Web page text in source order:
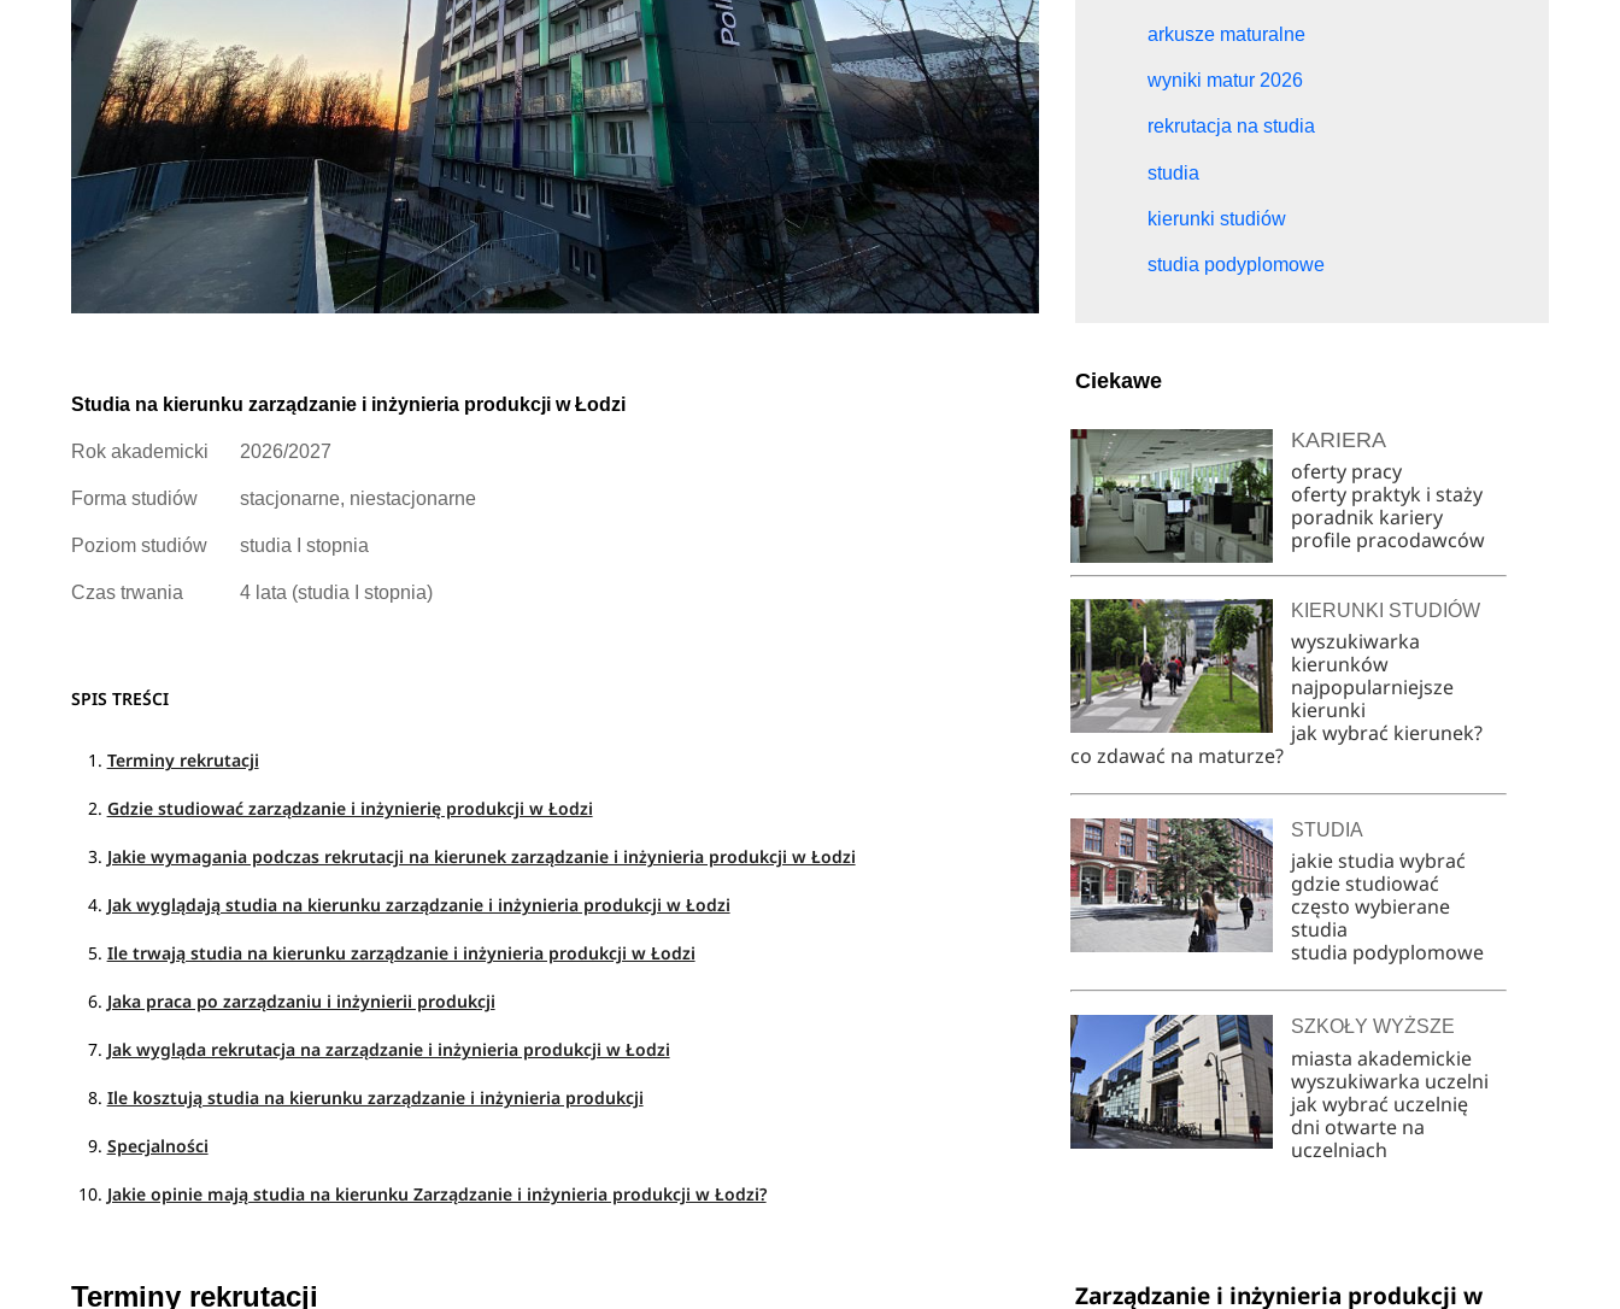
rozwiązywania problemów technicznych i menedżerskich w środowisku przemysłowym.
W programie znajdują się przedmioty takie jak: zarządzanie produkcją, inżynieria jakości, logistyka produkcji, ekonomika
przedsiębiorstw, automatyzacja procesów produkcyjnych, projektowanie procesów technologicznych, CAD/CAM, a także
zarządzanie projektami i podstawy marketingu przemysłowego.
Charakterystyka studiów
Zarządzanie i inżynieria produkcji w Łodzi to 4-letnie studia pierwszego stopnia, które można realizować w trybie
stacjonarnym lub niestacjonarnym.Zobaczpełen opis kierunku>
Studia na kierunku zarządzanie i inżynieria produkcji w Łodzi
Rok akademicki 2026/2027
Forma studiów stacjonarne, niestacjonarne
Poziom studiów studia I stopnia
Czas trwania 4 lata (studia I stopnia)
SPIS TREŚCI
Terminy rekrutacji
Gdzie studiować zarządzanie i inżynierię produkcji w Łodzi
Jakie wymagania podczas rekrutacji na kierunek zarządzanie i inżynieria produkcji w Łodzi
Jak wyglądają studia na kierunku zarządzanie i inżynieria produkcji w Łodzi
Ile trwają studia na kierunku zarządzanie i inżynieria produkcji w Łodzi
Jaka praca po zarządzaniu i inżynierii produkcji
Jak wygląda rekrutacja na zarządzanie i inżynieria produkcji w Łodzi
Ile kosztują studia na kierunku zarządzanie i inżynieria produkcji
Specjalności
Jakie opinie mają studia na kierunku Zarządzanie i inżynieria produkcji w Łodzi?
Terminy rekrutacji
arkusze maturalne
wyniki matur 2026
rekrutacja na studia
studia
kierunki studiów
studia podyplomowe
Ciekawe
KARIERA
oferty pracy
oferty praktyk i staży
poradnik kariery
profile pracodawców
KIERUNKI STUDIÓW
wyszukiwarka
kierunków
najpopularniejsze
kierunki
jak wybrać kierunek?
co zdawać na maturze?
STUDIA
jakie studia wybrać
gdzie studiować
często wybierane
studia
studia podyplomowe
SZKOŁY WYŻSZE
miasta akademickie
wyszukiwarka uczelni
jak wybrać uczelnię
dni otwarte na
uczelniach
Zarządzanie i inżynieria produkcji w